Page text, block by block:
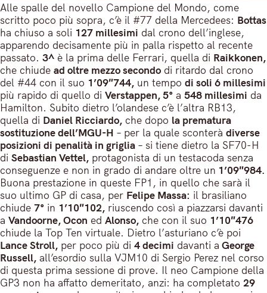
Alle spalle del novello Campione del Mondo, come
scritto poco più sopra, c’è il #77 della Mercedees: Bottas
ha chiuso a soli 127 millesimi dal crono dell’inglese,
apparendo decisamente più in palla rispetto al recente
passato. 3^ è la prima delle Ferrari, quella di Raikkonen,
che chiude ad oltre mezzo secondo di ritardo dal crono
del #44 con il suo 1’09″744, un tempo di soli 6 millesimi
più rapido di quello di Verstappen, 5° a 548 millesimi da
Hamilton. Subito dietro l’olandese c’è l’altra RB13,
quella di Daniel Ricciardo, che dopo la prematura
sostituzione dell’MGU-H – per la quale sconterà diverse
posizioni di penalità in griglia – si tiene dietro la SF70-H
di Sebastian Vettel, protagonista di un testacoda senza
conseguenze e non in grado di andare oltre un 1’09″984.
Buona prestazione in queste FP1, in quello che sarà il
suo ultimo GP di casa, per Felipe Massa: il brasiliano
chiude 7° in 1’10″102, riuscendo così a piazzarsi davanti
a Vandoorne, Ocon ed Alonso, che con il suo 1’10″476
chiude la Top Ten virtuale. Dietro l’asturiano c’è poi
Lance Stroll, per poco più di 4 decimi davanti a George
Russell, all’esordio sulla VJM10 di Sergio Perez nel corso
di questa prima sessione di prove. Il neo Campione della
GP3 non ha affatto demeritato, anzi: ha completato 29